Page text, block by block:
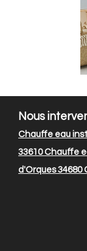
Nous
Chauffe eau
33610Chauffe
d'Orques 34680